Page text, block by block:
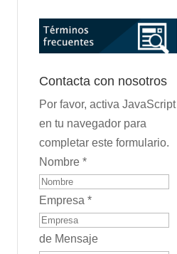
Contacta con nosotros
Por favor, activa JavaScript
en tu navegador para
completar este formulario.
Nombre*
Empresa*
de Mensaje